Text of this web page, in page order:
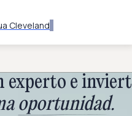
Cleveland
experto e
oportunidad.